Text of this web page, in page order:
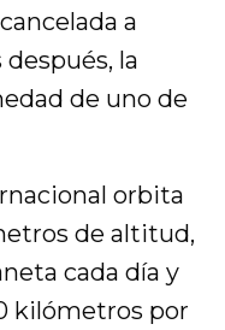
a
la
de uno de
orbita
de altitud,
cada día y
kilómetros por